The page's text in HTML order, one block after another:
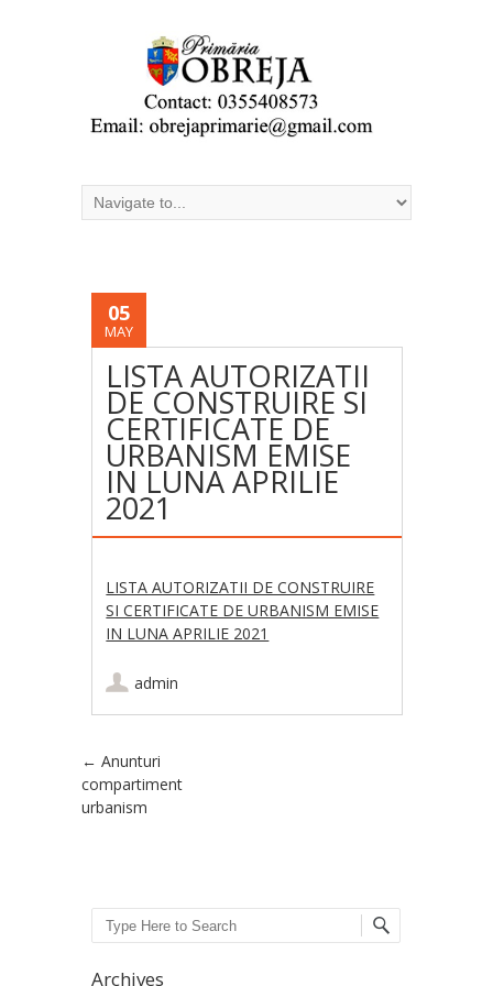
05
MAY
LISTA AUTORIZATII
DE CONSTRUIRE SI
CERTIFICATE DE
URBANISM EMISE
IN LUNA APRILIE
2021
LISTA AUTORIZATII DE CONSTRUIRE
SI CERTIFICATE DE URBANISM EMISE
IN LUNA APRILIE 2021
admin
Post navigation
← Anunturi
compartiment
urbanism
Search
Archives